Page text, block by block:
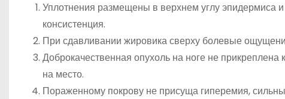
Уплотнения размещены в верхнем углу эпидермиса
консистенция.
При сдавливании жировика сверху болевые
Доброкачественная опухоль на ноге не
на место.
Пораженному покрову не присуща гиперемия,